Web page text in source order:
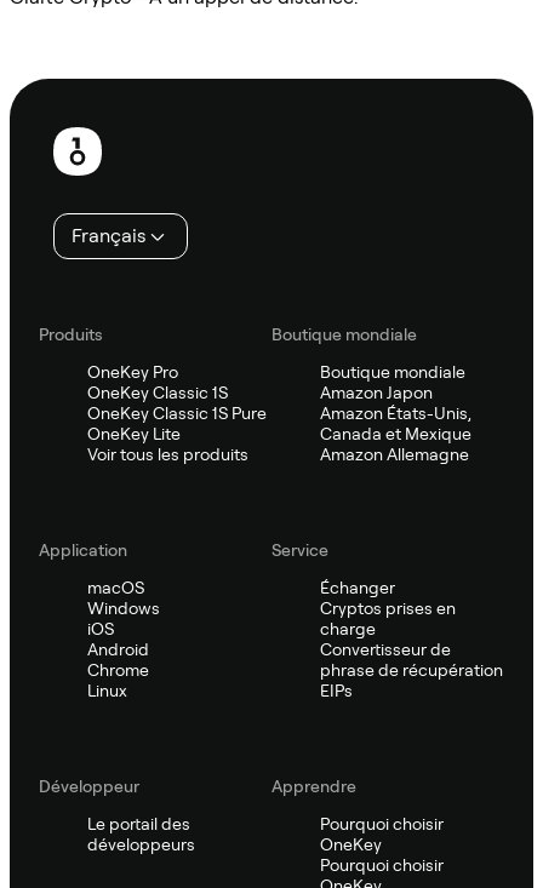
Pied
page
Français
Produits
OneKey Pro
OneKey Classic 1S
OneKey Classic 1S Pure
OneKey Lite
Voir tous les produits
Boutique mondiale
Boutique mondiale
Amazon Japon
Amazon États-Unis,
Canada et Mexique
Amazon Allemagne
Application
macOS
Windows
iOS
Android
Chrome
Linux
Service
Échanger
Cryptos prises en
charge
Convertisseur de
phrase de récupération
EIPs
Développeur
Le portail des
développeurs
Apprendre
Pourquoi choisir
OneKey
Pourquoi choisir